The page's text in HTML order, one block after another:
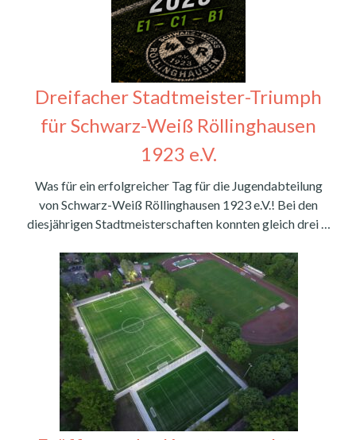
Dreifacher Stadtmeister-Triumph
für Schwarz-Weiß Röllinghausen
1923 e.V.
Was für ein erfolgreicher Tag für die Jugendabteilung
von Schwarz-Weiß Röllinghausen 1923 e.V.! Bei den
diesjährigen Stadtmeisterschaften konnten gleich drei …